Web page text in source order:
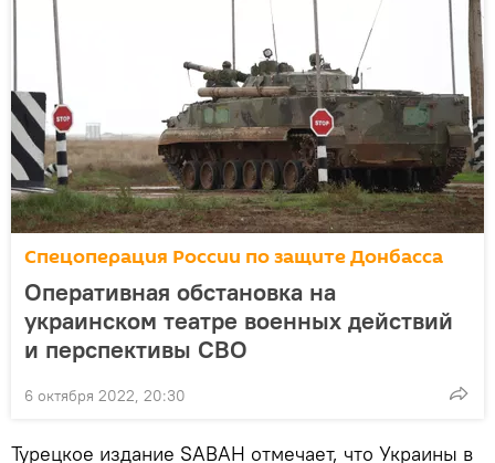
Спецоперация России по защите Донбасса
Оперативная обстановка на
украинском театре военных действий
и перспективы СВО
6 октября 2022, 20:30
Турецкое издание SABAH отмечает, что Украины в